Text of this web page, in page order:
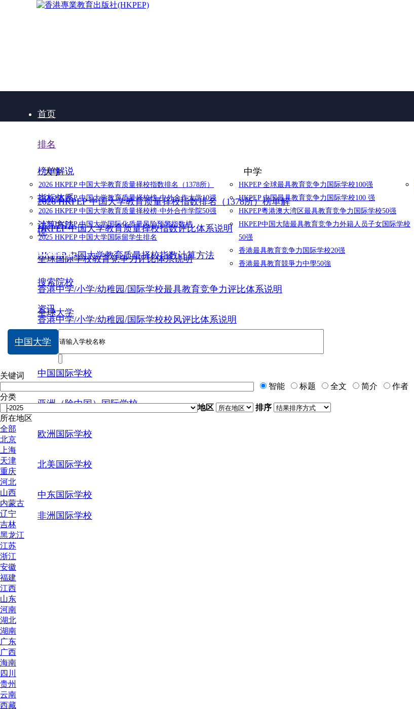
首页
排名
大学
2026 HKPEP 中国大学教育质量择校指数排名（1378所）
2026 HKPEP 中国大学教育质量择校榜·中外合作大学10强
2026 HKPEP 中国大学教育质量择校榜·中外合作学院50强
2025 HKPEP 中国大学国际化质量风险预警指数榜
2025 HKPEP 中国大学国际留学生排名
中学
HKPEP 全球最具教育竞争力国际学校100强
HKPEP 中国最具教育竞争力国际学校100 强
HKPEP粵港澳大湾区最具教育竞争力国际学校50强
HKPEP中国大陆最具教育竞争力外籍人员子女国际学校
50强
香港最具教育竞争力国际学校20强
香港最具教育競爭力中學50強
榜单解说
2026 HKPEP 中国大学教育质量择校指数排名（1378所）榜单解
说
指标体系
HKPEP 中国大学教育质量择校指数评比体系说明
全球国际学校教育竞争力评比体系说明
香港中学/小学/幼稚园/国际学校最具教育竞争力评比体系说明
香港中学/小学/幼稚园/国际学校校风评比体系说明
计算方法
HKPEP 中国大学教育质量择校指数计算方法
数据提交
搜索院校
全球大学
中国大学
中国国际学校
亚洲（除中国）国际学校
欧洲国际学校
北美国际学校
中东国际学校
非洲国际学校
资讯
中国大学
关键词
智能
标题 全文 简介
作者
分类
地区
排序
所在地区
全部
北京
上海
天津
重庆
河北
山西
内蒙古
辽宁
吉林
黑龙江
江苏
浙江
安徽
福建
江西
山东
河南
湖北
湖南
广东
广西
海南
四川
贵州
云南
西藏